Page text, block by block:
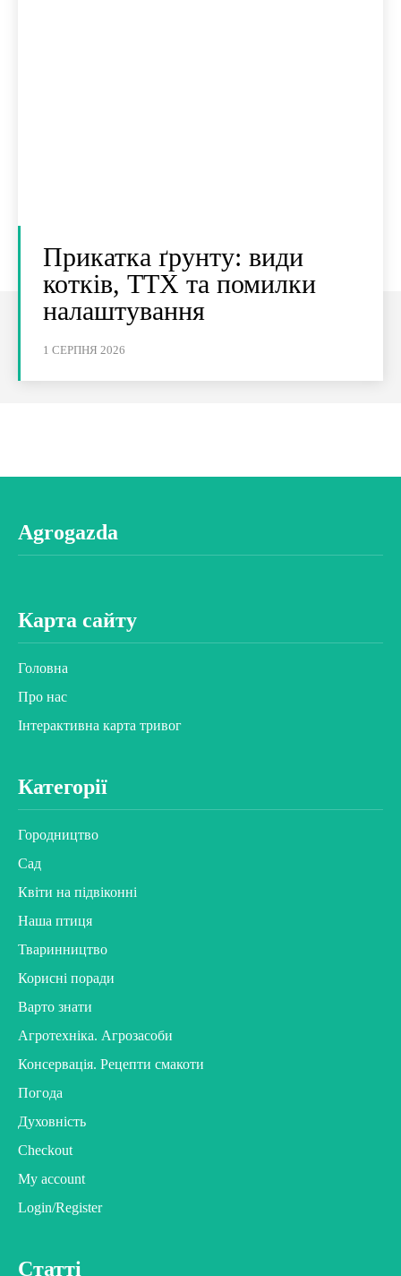
Прикатка ґрунту: види
котків, ТТХ та помилки
налаштування
1 СЕРПНЯ 2026
Agrogazda
Карта сайту
Головна
Про нас
Інтерактивна карта тривог
Категорії
Городництво
Сад
Квіти на підвіконні
Наша птиця
Тваринництво
Корисні поради
Варто знати
Агротехніка. Агрозасоби
Консервація. Рецепти смакоти
Погода
Духовність
Checkout
My account
Login/Register
Статті